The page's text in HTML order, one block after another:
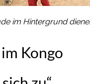
im Hintergrund
im Kongo